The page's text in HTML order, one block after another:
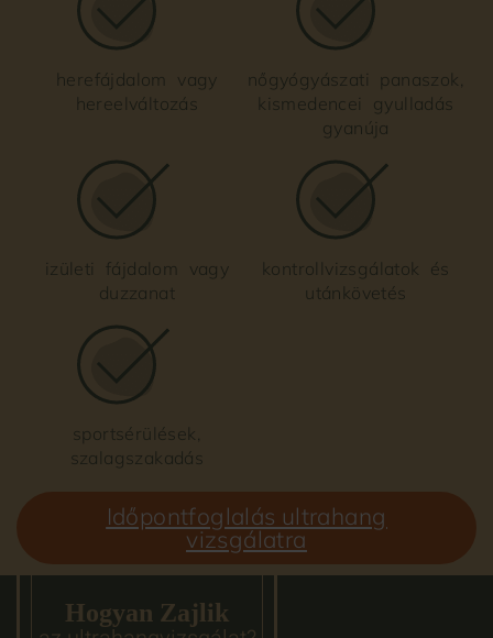
herefájdalom vagy
hereelváltozás
nőgyógyászati panaszok,
kismedencei gyulladás
gyanúja
izületi fájdalom vagy
duzzanat
kontrollvizsgálatok és
utánkövetés
sportsérülések,
szalagszakadás
Időpontfoglalás ultrahang
vizsgálatra
Hogyan Zajlik